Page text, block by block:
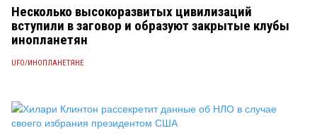
Несколько высокоразвитых цивилизаций
вступили в заговор и образуют закрытые клубы
инопланетян
UFO/ИНОПЛАНЕТЯНЕ